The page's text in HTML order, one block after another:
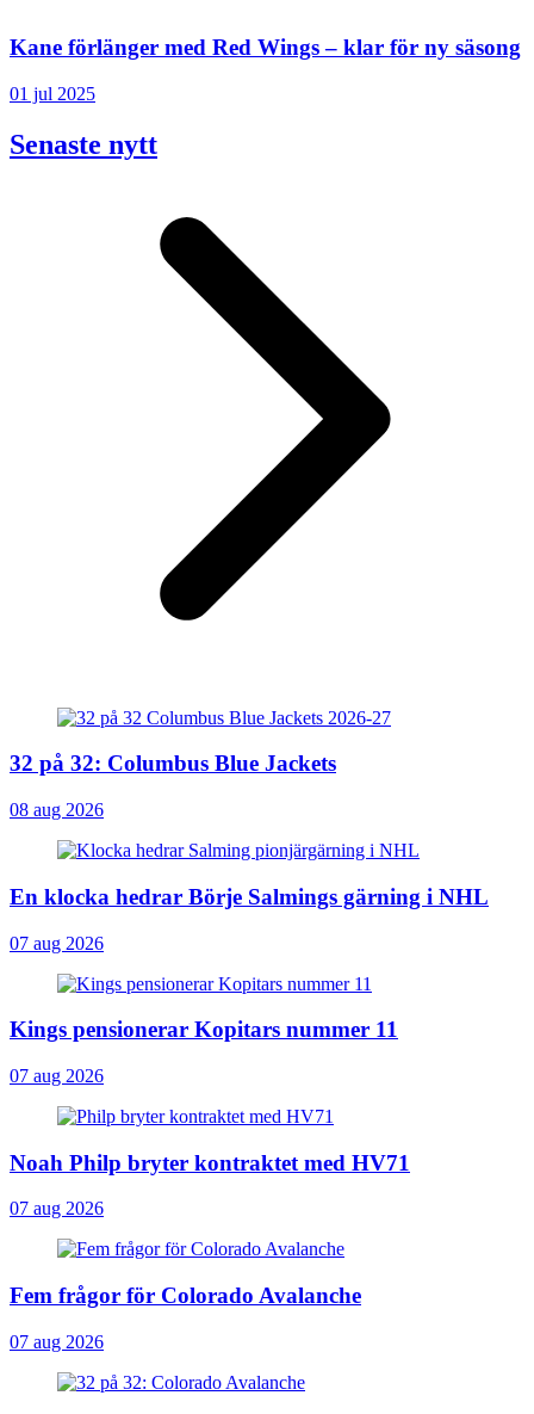
Kane förlänger med Red Wings – klar för ny säsong
01 jul 2025
Senaste nytt
32 på 32: Columbus Blue Jackets
08 aug 2026
En klocka hedrar Börje Salmings gärning i NHL
07 aug 2026
Kings pensionerar Kopitars nummer 11
07 aug 2026
Noah Philp bryter kontraktet med HV71
07 aug 2026
Fem frågor för Colorado Avalanche
07 aug 2026